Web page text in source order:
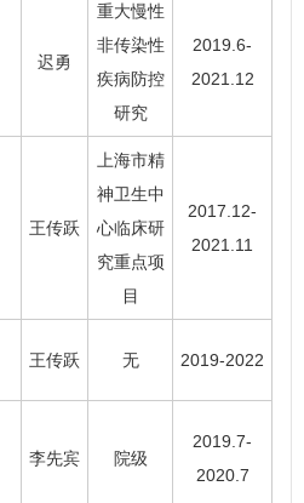
迟勇
重大慢性
非传染性
疾病防控
研究
2019.6-
2021.12
王传跃
上海市精
神卫生中
心临床研
究重点项
目
2017.12-
2021.11
王传跃 无 2019-2022
李先宾 院级
2019.7-
2020.7